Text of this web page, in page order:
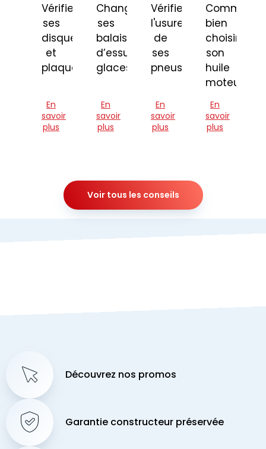
Vérifier
ses
disques
et
plaquettes
En
savoir
plus
Changer
ses
balais
d’essuie-
glaces
En
savoir
plus
Vérifier
l'usure
de
ses
pneus
En
savoir
plus
Comment
bien
choisir
son
huile
moteur
En
savoir
plus
Voir tous les conseils
Découvrez nos promos
Garantie constructeur préservée